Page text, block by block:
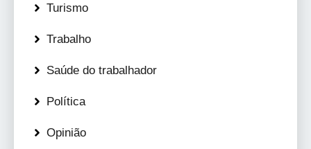
Turismo
Trabalho
Saúde do trabalhador
Política
Opinião